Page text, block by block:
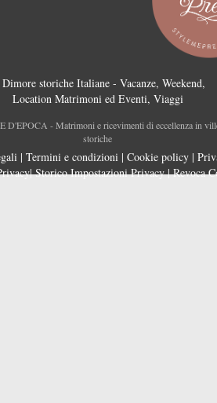
D'EPOCA - Matrimoni e ricevimenti di eccellenza in
storiche
| Termini e condizioni| Cookie policy|
|Storico Impostazioni Privacy|Revoca